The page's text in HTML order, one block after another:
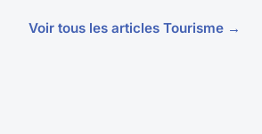
Voir tous les articles Tourisme →